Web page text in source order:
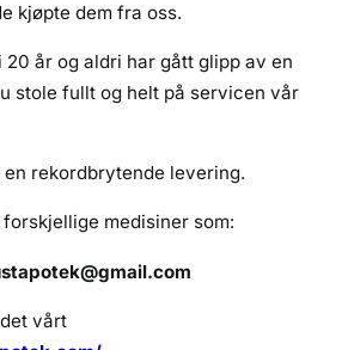
kjøpte dem fra oss.
20 år og aldri har gått glipp av en
stole fullt og helt på servicen vår
rekordbrytende levering.
medisiner som:
vårt